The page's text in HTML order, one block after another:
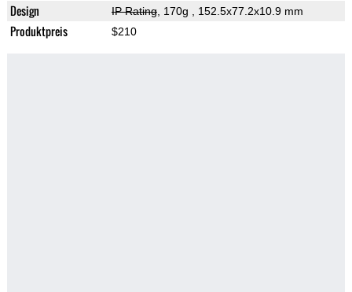
Design IP Rating, 170g , 152.5x77.2x10.9 mm
Produktpreis $210